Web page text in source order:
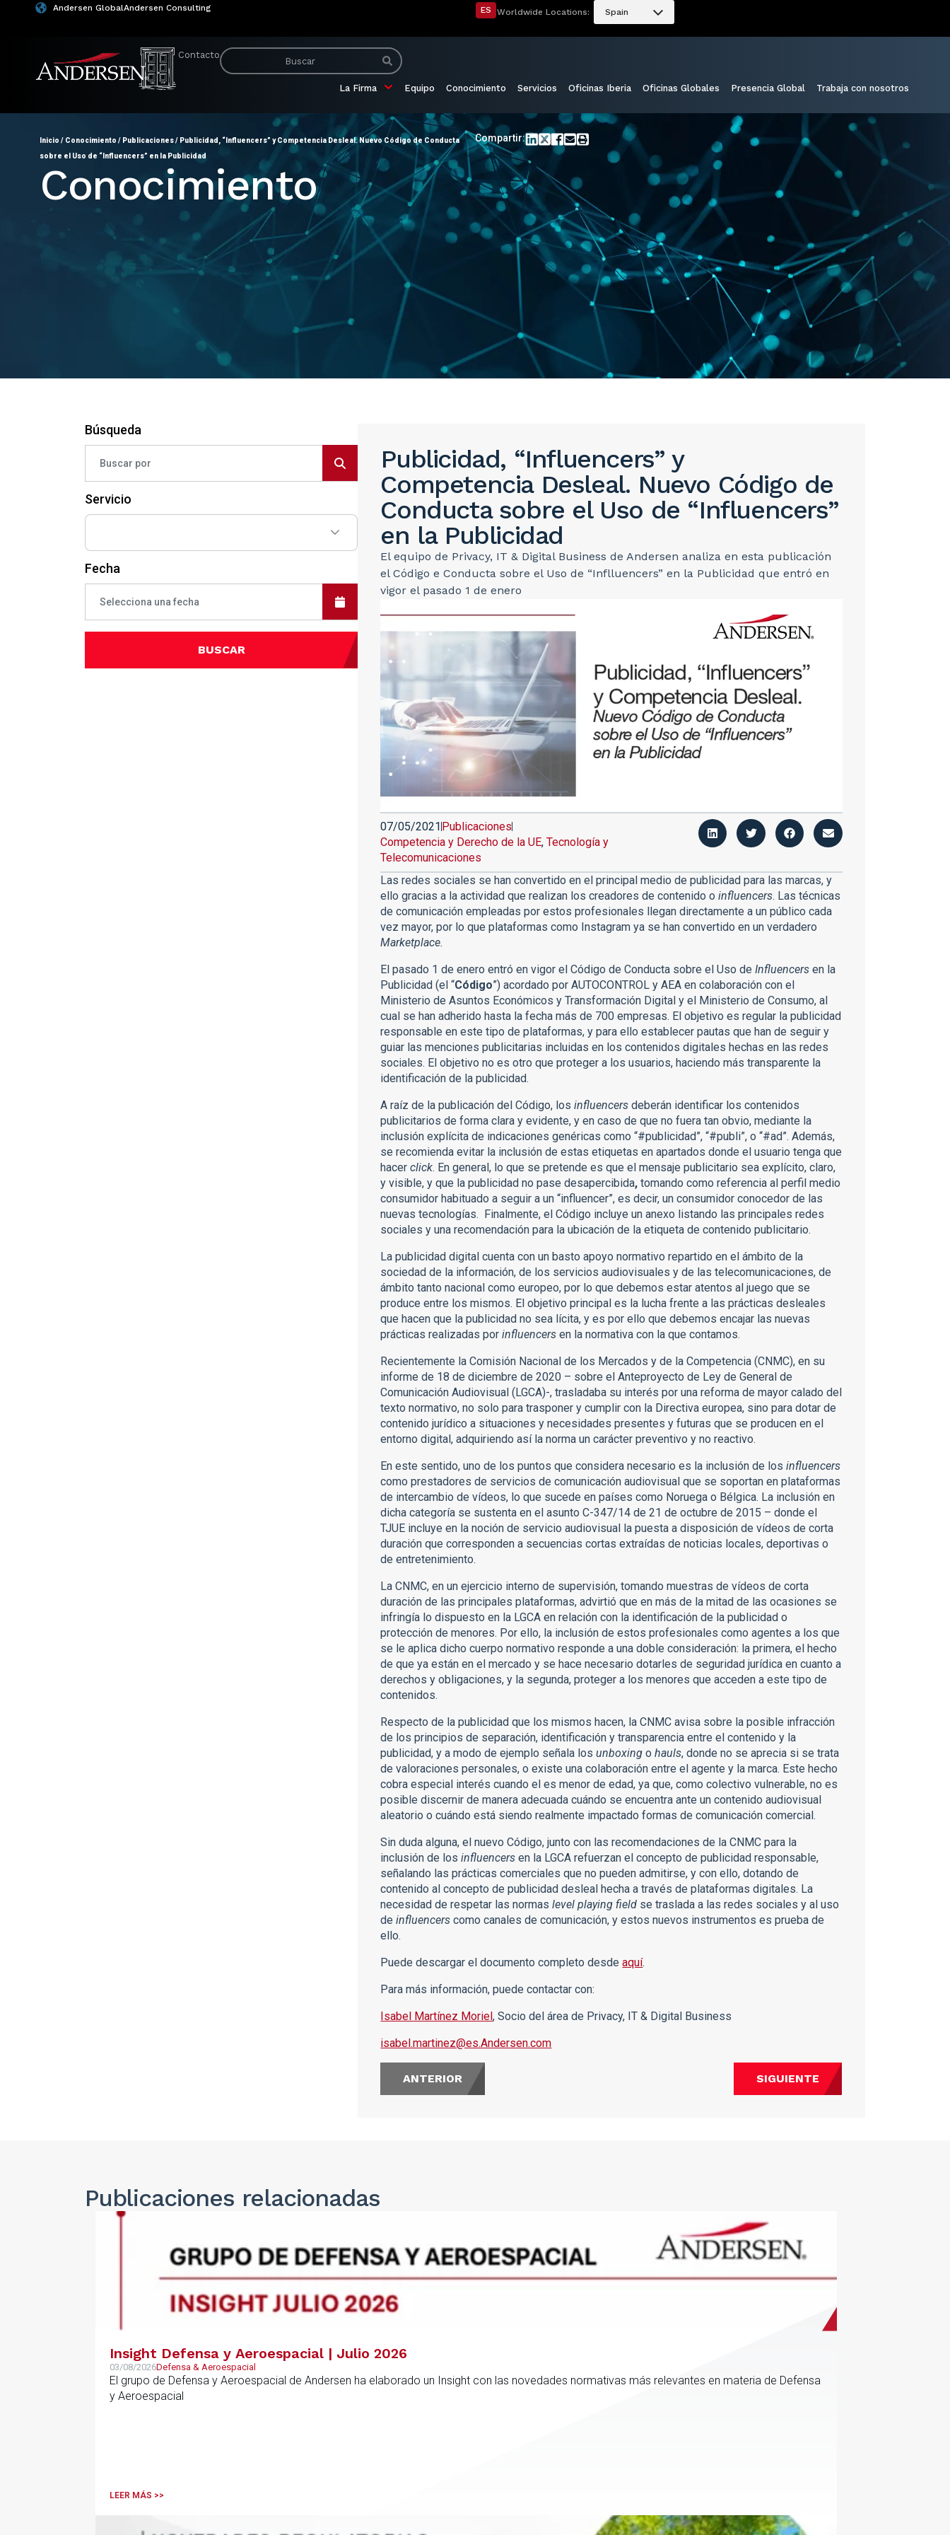
Andersen GlobalAndersen Consulting ES Worldwide Locations: Spain
Contacto
La Firma Equipo Conocimiento Servicios Oficinas Iberia Oficinas Globales Presencia Global Trabaja con nosotros
Inicio / Conocimiento / Publicaciones/ Publicidad, “Influencers” y Competencia Desleal. Nuevo Código de Conducta
sobre el Uso de “Influencers” en la Publicidad
Compartir:
Conocimiento
Búsqueda
Servicio
Fecha
BUSCAR
Publicidad, “Influencers” y
Competencia Desleal. Nuevo Código de
Conducta sobre el Uso de “Influencers”
en la Publicidad
El equipo de Privacy, IT & Digital Business de Andersen analiza en esta publicación
el Código e Conducta sobre el Uso de “Inflluencers” en la Publicidad que entró en
vigor el pasado 1 de enero
07/05/2021Publicaciones
Competencia y Derecho de la UE,Tecnología y
Telecomunicaciones
Las redes sociales se han convertido en el principal medio de publicidad para las marcas, y
ello gracias a la actividad que realizan los creadores de contenido oinfluencers. Las técnicas
de comunicación empleadas por estos profesionales llegan directamente a un público cada
vez mayor, por lo que plataformas como Instagram ya se han convertido en un verdadero
Marketplace.
El pasado 1 de enero entró en vigor el Código de Conducta sobre el Uso deInfluencers en la
Publicidad (el “Código”) acordado por AUTOCONTROL y AEA en colaboración con el
Ministerio de Asuntos Económicos y Transformación Digital y el Ministerio de Consumo, al
cual se han adherido hasta la fecha más de 700 empresas. El objetivo es regular la publicidad
responsable en este tipo de plataformas, y para ello establecer pautas que han de seguir y
guiar las menciones publicitarias incluidas en los contenidos digitales hechas en las redes
sociales. El objetivo no es otro que proteger a los usuarios, haciendo más transparente la
identificación de la publicidad.
A raíz de la publicación del Código, losinfluencersdeberán identificar los contenidos
publicitarios de forma clara y evidente, y en caso de que no fuera tan obvio, mediante la
inclusión explícita de indicaciones genéricas como “#publicidad”, “#publi”, o “#ad”. Además,
se recomienda evitar la inclusión de estas etiquetas en apartados donde el usuario tenga que
hacerclick. En general, lo que se pretende es que el mensaje publicitario sea explícito, claro,
y visible, y que la publicidad no pase desapercibida, tomando como referencia al perfil medio
consumidor habituado a seguir a un “influencer”, es decir, un consumidor conocedor de las
nuevas tecnologías. Finalmente, el Código incluye un anexo listando las principales redes
sociales y una recomendación para la ubicación de la etiqueta de contenido publicitario.
La publicidad digital cuenta con un basto apoyo normativo repartido en el ámbito de la
sociedad de la información, de los servicios audiovisuales y de las telecomunicaciones, de
ámbito tanto nacional como europeo, por lo que debemos estar atentos al juego que se
produce entre los mismos. El objetivo principal es la lucha frente a las prácticas desleales
que hacen que la publicidad no sea lícita, y es por ello que debemos encajar las nuevas
prácticas realizadas porinfluencersen la normativa con la que contamos.
Recientemente la Comisión Nacional de los Mercados y de la Competencia (CNMC), en su
informe de 18 de diciembre de 2020 – sobre el Anteproyecto de Ley de General de
Comunicación Audiovisual (LGCA)-, trasladaba su interés por una reforma de mayor calado del
texto normativo, no solo para trasponer y cumplir con la Directiva europea, sino para dotar de
contenido jurídico a situaciones y necesidades presentes y futuras que se producen en el
entorno digital, adquiriendo así la norma un carácter preventivo y no reactivo.
En este sentido, uno de los puntos que considera necesario es la inclusión de losinfluencers
como prestadores de servicios de comunicación audiovisual que se soportan en plataformas
de intercambio de vídeos, lo que sucede en países como Noruega o Bélgica. La inclusión en
dicha categoría se sustenta en el asunto C-347/14 de 21 de octubre de 2015 – donde el
TJUE incluye en la noción de servicio audiovisual la puesta a disposición de vídeos de corta
duración que corresponden a secuencias cortas extraídas de noticias locales, deportivas o
de entretenimiento.
La CNMC, en un ejercicio interno de supervisión, tomando muestras de vídeos de corta
duración de las principales plataformas, advirtió que en más de la mitad de las ocasiones se
infringía lo dispuesto en la LGCA en relación con la identificación de la publicidad o
protección de menores. Por ello, la inclusión de estos profesionales como agentes a los que
se le aplica dicho cuerpo normativo responde a una doble consideración: la primera, el hecho
de que ya están en el mercado y se hace necesario dotarles de seguridad jurídica en cuanto a
derechos y obligaciones, y la segunda, proteger a los menores que acceden a este tipo de
contenidos.
Respecto de la publicidad que los mismos hacen, la CNMC avisa sobre la posible infracción
de los principios de separación, identificación y transparencia entre el contenido y la
publicidad, y a modo de ejemplo señala losunboxing ohauls, donde no se aprecia si se trata
de valoraciones personales, o existe una colaboración entre el agente y la marca. Este hecho
cobra especial interés cuando el es menor de edad, ya que, como colectivo vulnerable, no es
posible discernir de manera adecuada cuándo se encuentra ante un contenido audiovisual
aleatorio o cuándo está siendo realmente impactado formas de comunicación comercial.
Sin duda alguna, el nuevo Código, junto con las recomendaciones de la CNMC para la
inclusión de losinfluencers en la LGCA refuerzan el concepto de publicidad responsable,
señalando las prácticas comerciales que no pueden admitirse, y con ello, dotando de
contenido al concepto de publicidad desleal hecha a través de plataformas digitales. La
necesidad de respetar las normaslevel playing field se traslada a las redes sociales y al uso
deinfluencers como canales de comunicación, y estos nuevos instrumentos es prueba de
ello.
Puede descargar el documento completo desdeaquí.
Para más información, puede contactar con:
Isabel Martínez Moriel, Socio del área de Privacy, IT & Digital Business
isabel.martinez@es.Andersen.com
ANTERIOR SIGUIENTE
Publicaciones relacionadas
Insight Defensa y Aeroespacial | Julio 2026
03/08/2026Defensa & Aeroespacial
El grupo de Defensa y Aeroespacial de Andersen ha elaborado un Insight con las novedades normativas más relevantes en materia de Defensa
y Aeroespacial
LEER MÁS >>